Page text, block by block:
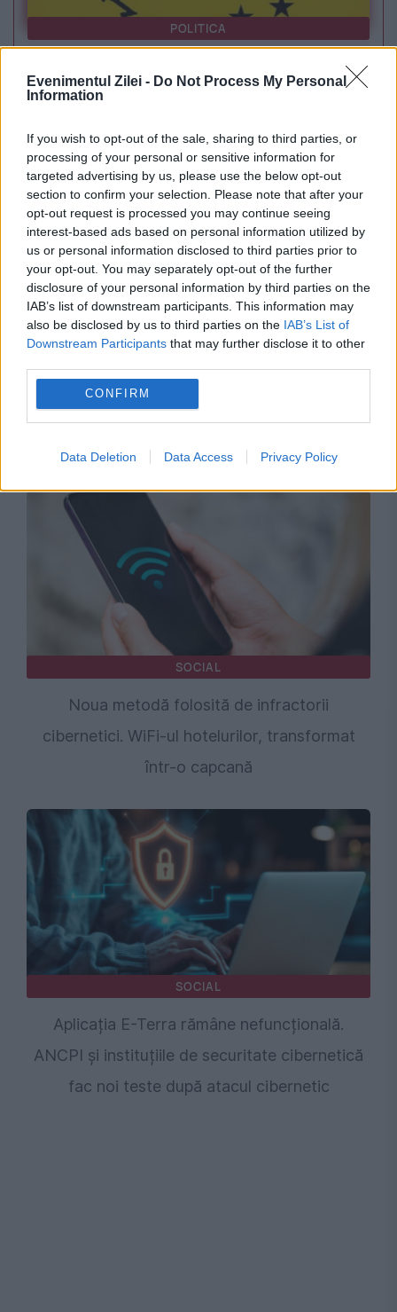
Evenimentul Zilei - Do Not Process My Personal
Information
If you wish to opt-out of the sale, sharing to third parties, or
processing of your personal or sensitive information for
targeted advertising by us, please use the below opt-out
section to confirm your selection. Please note that after your
opt-out request is processed you may continue seeing
interest-based ads based on personal information utilized by
us or personal information disclosed to third parties prior to
your opt-out. You may separately opt-out of the further
disclosure of your personal information by third parties on the
IAB’s list of downstream participants. This information may
also be disclosed by us to third parties on the IAB’s List of
Downstream Participants that may further disclose it to other
CONFIRM
Data Deletion Data Access Privacy Policy
POLITICA
Legea biodiversității a trecut de Comisia
Juridică și de Mediu. Tensiuni între AUR și
INTERNATIONAL
Trupele lui Putin, val de lovituri asupra
au fost rănite
SOCIAL
Noua metodă folosită de infractorii
cibernetici. WiFi-ul hotelurilor, transformat
într-o capcană
SOCIAL
Aplicația E-Terra rămâne nefuncțională.
ANCPI și instituțiile de securitate cibernetică
fac noi teste după atacul cibernetic